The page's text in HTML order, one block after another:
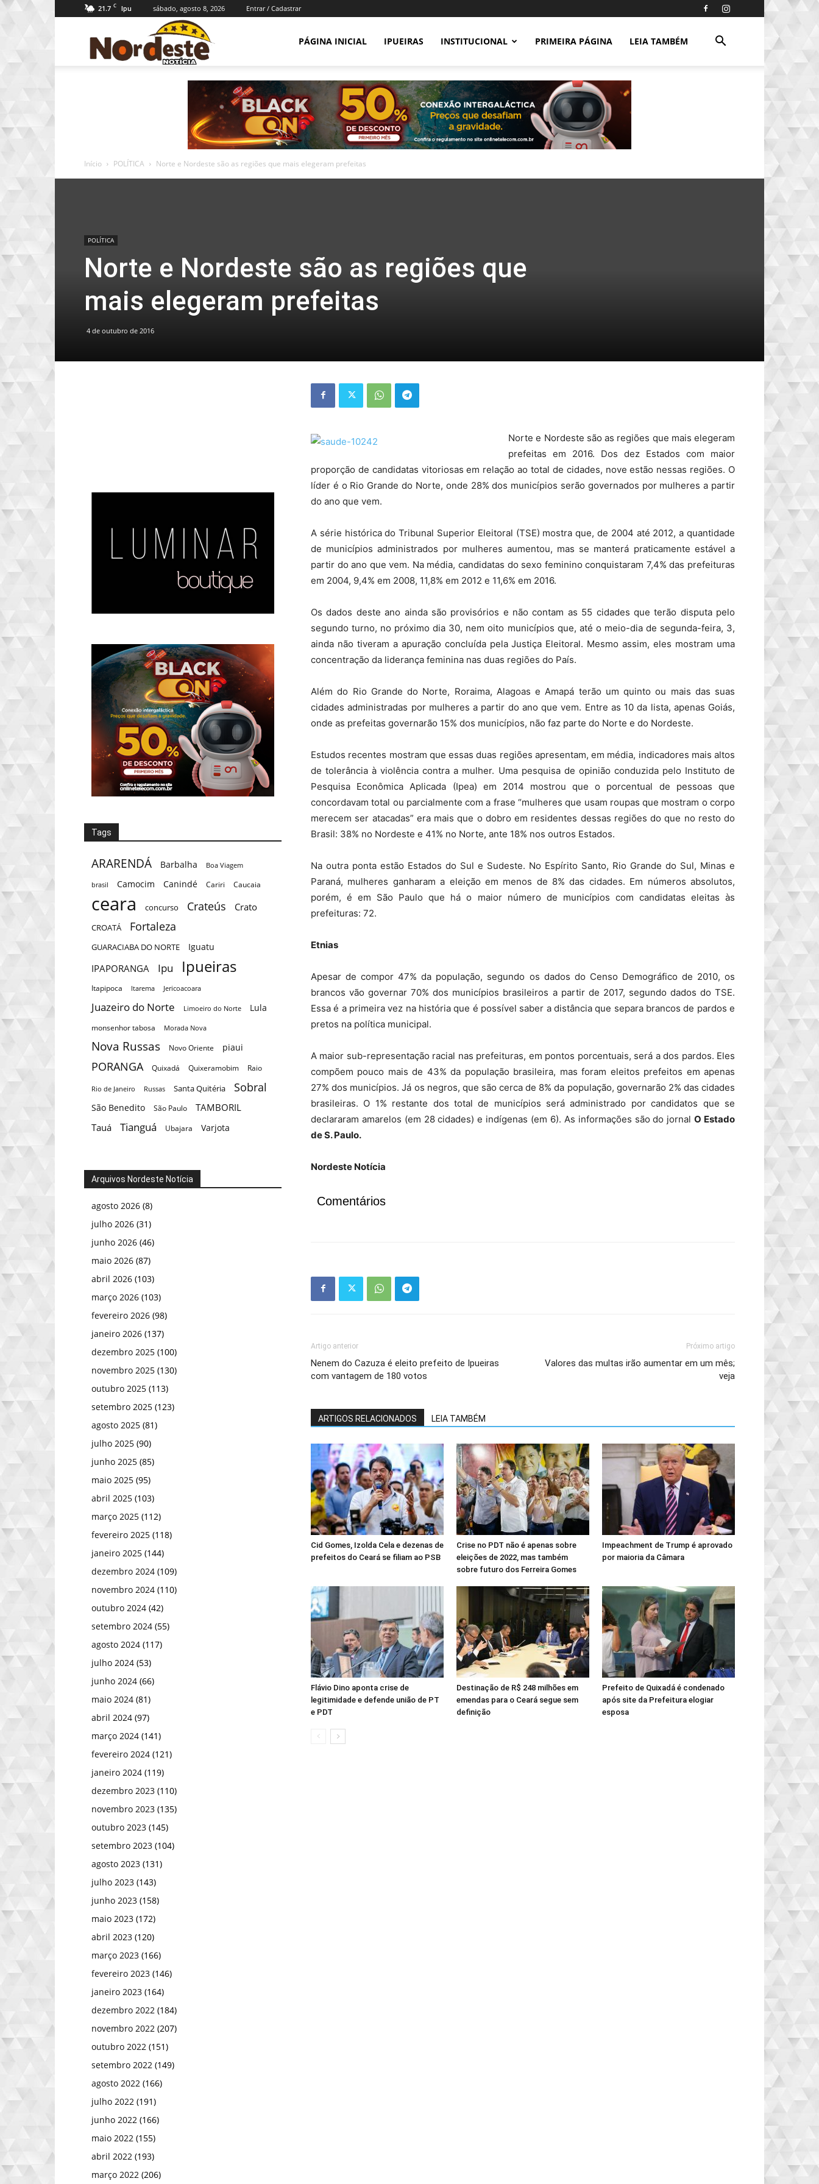
21.7 C Ipu sábado, agosto 8, 2026 Entrar / Cadastrar
Notícia
PÁGINA INICIAL IPUEIRAS INSTITUCIONAL PRIMEIRA PÁGINA LEIA TAMBÉM
Início POLÍTICA Norte e Nordeste são as regiões que mais elegeram prefeitas
POLÍTICA
Norte e Nordeste são as regiões que
mais elegeram prefeitas
4 de outubro de 2016
Norte e Nordeste são as regiões que mais elegeram
prefeitas em 2016. Dos dez Estados com maior
proporção de candidatas vitoriosas em relação ao total de cidades, nove estão nessas regiões. O
líder é o Rio Grande do Norte, onde 28% dos municípios serão governados por mulheres a partir
do ano que vem.
A série histórica do Tribunal Superior Eleitoral (TSE) mostra que, de 2004 até 2012, a quantidade
de municípios administrados por mulheres aumentou, mas se manterá praticamente estável a
partir do ano que vem. Na média, candidatas do sexo feminino conquistaram 7,4% das prefeituras
em 2004, 9,4% em 2008, 11,8% em 2012 e 11,6% em 2016.
Os dados deste ano ainda são provisórios e não contam as 55 cidades que terão disputa pelo
segundo turno, no próximo dia 30, nem oito municípios que, até o meio-dia de segunda-feira, 3,
ainda não tiveram a apuração concluída pela Justiça Eleitoral. Mesmo assim, eles mostram uma
concentração da liderança feminina nas duas regiões do País.
Além do Rio Grande do Norte, Roraima, Alagoas e Amapá terão um quinto ou mais das suas
cidades administradas por mulheres a partir do ano que vem. Entre as 10 da lista, apenas Goiás,
onde as prefeitas governarão 15% dos municípios, não faz parte do Norte e do Nordeste.
Estudos recentes mostram que essas duas regiões apresentam, em média, indicadores mais altos
de tolerância à violência contra a mulher. Uma pesquisa de opinião conduzida pelo Instituto de
Pesquisa Econômica Aplicada (Ipea) em 2014 mostrou que o porcentual de pessoas que
concordavam total ou parcialmente com a frase “mulheres que usam roupas que mostram o corpo
merecem ser atacadas” era mais que o dobro em residentes dessas regiões do que no resto do
Brasil: 38% no Nordeste e 41% no Norte, ante 18% nos outros Estados.
Na outra ponta estão Estados do Sul e Sudeste. No Espírito Santo, Rio Grande do Sul, Minas e
Paraná, mulheres ganharam a eleição em menos de 8% das cidades. Em números absolutos,
porém, é em São Paulo que há o maior número de municípios com candidatas eleitas às
prefeituras: 72.
Etnias
Apesar de compor 47% da população, segundo os dados do Censo Demográfico de 2010, os
brancos vão governar 70% dos municípios brasileiros a partir de 2017, segundo dados do TSE.
Essa é a primeira vez na história que é possível saber a distância que separa brancos de pardos e
pretos na política municipal.
A maior sub-representação racial nas prefeituras, em pontos porcentuais, será a dos pardos. Eles
compõem pouco mais de 43% da população brasileira, mas foram eleitos prefeitos em apenas
27% dos municípios. Já os negros, que são cerca de 8% da população, governarão 2% das cidades
brasileiras. O 1% restante dos total de municípios será administrado por candidatos que se
declararam amarelos (em 28 cidades) e indígenas (em 6). As informações são do jornalO Estado
de S. Paulo.
Nordeste Notícia
Comentários
Artigo anterior
Nenem do Cazuza é eleito prefeito de Ipueiras
com vantagem de 180 votos
Próximo artigo
Valores das multas irão aumentar em um mês;
veja
ARTIGOS RELACIONADOS LEIA TAMBÉM
Cid Gomes, Izolda Cela e dezenas de
prefeitos do Ceará se filiam ao PSB
Crise no PDT não é apenas sobre
eleições de 2022, mas também
sobre futuro dos Ferreira Gomes
Impeachment de Trump é aprovado
por maioria da Câmara
Flávio Dino aponta crise de
legitimidade e defende união de PT
e PDT
Destinação de R$ 248 milhões em
emendas para o Ceará segue sem
definição
Prefeito de Quixadá é condenado
após site da Prefeitura elogiar
esposa
Tags
ARARENDÁ Barbalha Boa Viagem
brasil Camocim Canindé Cariri Caucaia
ceara concurso Crateús Crato
CROATÁ Fortaleza
GUARACIABA DO NORTE Iguatu
IPAPORANGA Ipu Ipueiras
Itapipoca Itarema Jericoacoara
Juazeiro do Norte Limoeiro do Norte Lula
monsenhor tabosa Morada Nova
Nova Russas Novo Oriente piaui
PORANGA Quixadá Quixeramobim Raio
Rio de Janeiro Russas Santa Quitéria Sobral
São Benedito São Paulo
TAMBORIL
Tauá
Tianguá Ubajara Varjota
Arquivos Nordeste Notícia
agosto 2026 (8)
julho 2026 (31)
junho 2026 (46)
maio 2026 (87)
abril 2026 (103)
março 2026 (103)
fevereiro 2026 (98)
janeiro 2026 (137)
dezembro 2025 (100)
novembro 2025 (130)
outubro 2025 (113)
setembro 2025 (123)
agosto 2025 (81)
julho 2025 (90)
junho 2025 (85)
maio 2025 (95)
abril 2025 (103)
março 2025 (112)
fevereiro 2025 (118)
janeiro 2025 (144)
dezembro 2024 (109)
novembro 2024 (110)
outubro 2024 (42)
setembro 2024 (55)
agosto 2024 (117)
julho 2024 (53)
junho 2024 (66)
maio 2024 (81)
abril 2024 (97)
março 2024 (141)
fevereiro 2024 (121)
janeiro 2024 (119)
dezembro 2023 (110)
novembro 2023 (135)
outubro 2023 (145)
setembro 2023 (104)
agosto 2023 (131)
julho 2023 (143)
junho 2023 (158)
maio 2023 (172)
abril 2023 (120)
março 2023 (166)
fevereiro 2023 (146)
janeiro 2023 (164)
dezembro 2022 (184)
novembro 2022 (207)
outubro 2022 (151)
setembro 2022 (149)
agosto 2022 (166)
julho 2022 (191)
junho 2022 (166)
maio 2022 (155)
abril 2022 (193)
março 2022 (206)